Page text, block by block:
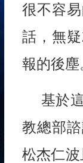
很不容
話，無
報的後塵
基於
教總部
松杰仁